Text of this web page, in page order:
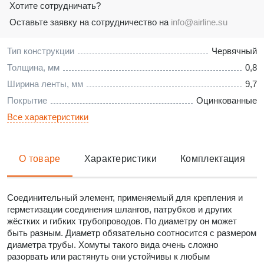
Тип конструкции
Червячный
Толщина, мм
0,8
Ширина ленты, мм
9,7
Покрытие
Оцинкованные
Все характеристики
Хотите сотрудничать?
Оставьте заявку на сотрудничество на info@airline.su
О товаре Характеристики Комплектация
Соединительный элемент, применяемый для крепления и
герметизации соединения шлангов, патрубков и других
жёстких и гибких трубопроводов. По диаметру он может
быть разным. Диаметр обязательно соотносится с размером
диаметра трубы. Хомуты такого вида очень сложно
разорвать или растянуть они устойчивы к любым